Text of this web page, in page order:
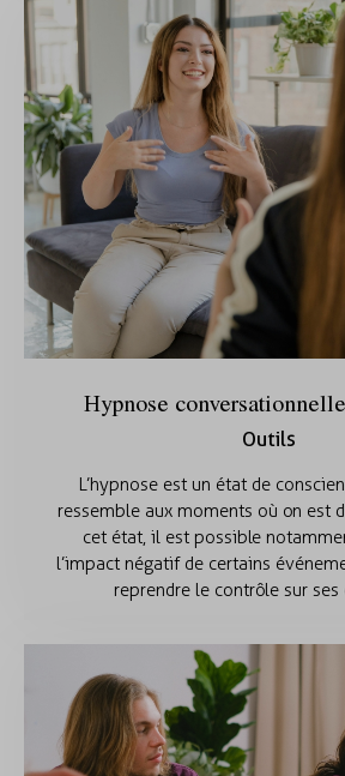
Hypnose
Outils
L’hypnose est un état de
ressemble aux moments où on est
cet état, il est possible
l’impact négatif de certains
reprendre le contrôle sur